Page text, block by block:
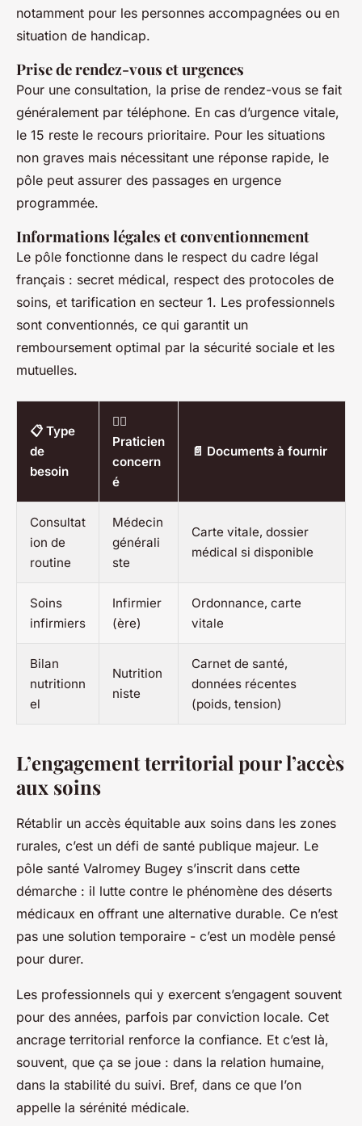
notamment pour les personnes accompagnées ou en
situation de handicap.
Prise de rendez-vous et urgences
Pour une consultation, la prise de rendez-vous se fait
généralement par téléphone. En cas d’urgence vitale,
le 15 reste le recours prioritaire. Pour les situations
non graves mais nécessitant une réponse rapide, le
pôle peut assurer des passages en urgence
programmée.
Informations légales et conventionnement
Le pôle fonctionne dans le respect du cadre légal
français : secret médical, respect des protocoles de
soins, et tarification en secteur 1. Les professionnels
sont conventionnés, ce qui garantit un
remboursement optimal par la sécurité sociale et les
mutuelles.
📋 Type
de
besoin
👨‍⚕️
Praticien
concern
é
📄 Documents à fournir
Consultat
ion de
routine
Médecin
générali
ste
Carte vitale, dossier
médical si disponible
Soins
infirmiers
Infirmier
(ère)
Ordonnance, carte
vitale
Bilan
nutritionn
el
Nutrition
niste
Carnet de santé,
données récentes
(poids, tension)
L’engagement territorial pour l’accès
aux soins
Rétablir un accès équitable aux soins dans les zones
rurales, c’est un défi de santé publique majeur. Le
pôle santé Valromey Bugey s’inscrit dans cette
démarche : il lutte contre le phénomène des déserts
médicaux en offrant une alternative durable. Ce n’est
pas une solution temporaire - c’est un modèle pensé
pour durer.
Les professionnels qui y exercent s’engagent souvent
pour des années, parfois par conviction locale. Cet
ancrage territorial renforce la confiance. Et c’est là,
souvent, que ça se joue : dans la relation humaine,
dans la stabilité du suivi. Bref, dans ce que l’on
appelle la sérénité médicale.